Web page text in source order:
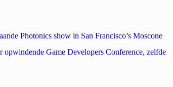
Photonics show in San Francisco’s Moscone
opwindende Game Developers Conference, zelfde